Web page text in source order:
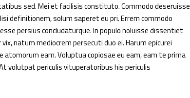
sed. Mei et facilisis constituto. Commodo deseruisse
definitionem, solum saperet eu pri. Errem commodo
persius concludaturque. In populo noluisse dissentiet
natum mediocrem persecuti duo ei. Harum epicurei
eam. Voluptua copiosae eu eam, eam te prima
volutpat periculis vituperatoribus his periculis